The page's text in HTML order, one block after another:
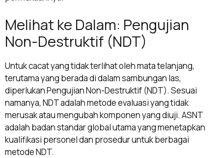
Melihat ke Dalam: Pengujian
Non-Destruktif (NDT)
Untuk cacat yang tidak terlihat oleh mata telanjang,
terutama yang berada di dalam sambungan las,
diperlukan Pengujian Non-Destruktif (NDT). Sesuai
namanya, NDT adalah metode evaluasi yang tidak
merusak atau mengubah komponen yang diuji. ASNT
adalah badan standar global utama yang menetapkan
kualifikasi personel dan prosedur untuk berbagai
metode NDT.